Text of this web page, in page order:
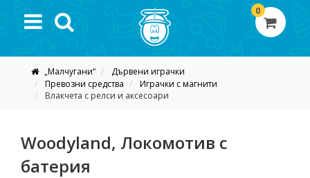
0
„Малчугани“
Дървени играчки
Превозни средства
Играчки с магнити
Влакчета с релси и аксесоари
Woodyland, Локомотив с
батерия